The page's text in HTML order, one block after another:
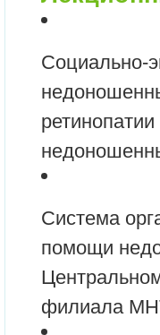
Социально-
Система
помощи
филиала